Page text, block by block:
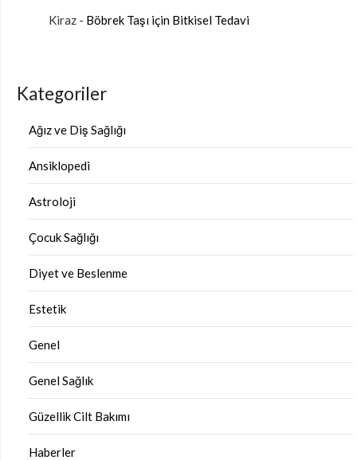
Kiraz - Böbrek Taşı için Bitkisel Tedavi
Kategoriler
Ağız ve Diş Sağlığı
Ansiklopedi
Astroloji
Çocuk Sağlığı
Diyet ve Beslenme
Estetik
Genel
Genel Sağlık
Güzellik Cilt Bakımı
Haberler